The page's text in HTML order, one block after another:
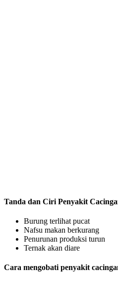
Tanda dan Ciri Penyakit
Burung terlihat pucat
Nafsu makan berkurang
Penurunan produksi turun
Ternak akan diare
Cara mengobati penyakit